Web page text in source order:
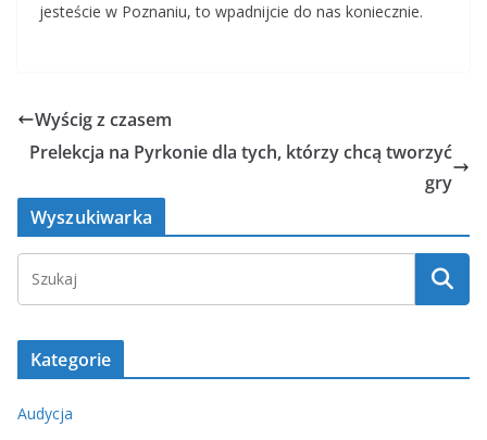
jesteście w Poznaniu, to wpadnijcie do nas koniecznie.
Wyścig z czasem
Prelekcja na Pyrkonie dla tych, którzy chcą tworzyć
gry
Wyszukiwarka
Kategorie
Audycja